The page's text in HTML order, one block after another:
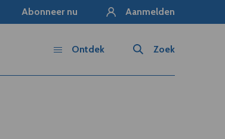
Abonneer nu Aanmelden
Zoek
Ontdek